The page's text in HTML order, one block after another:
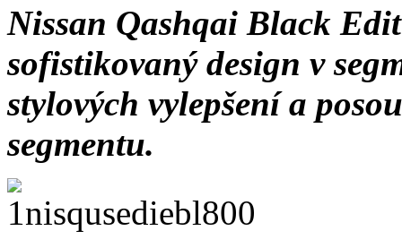
Nissan Qashqai Black
sofistikovaný design v
stylových vylepšení a
segmentu.